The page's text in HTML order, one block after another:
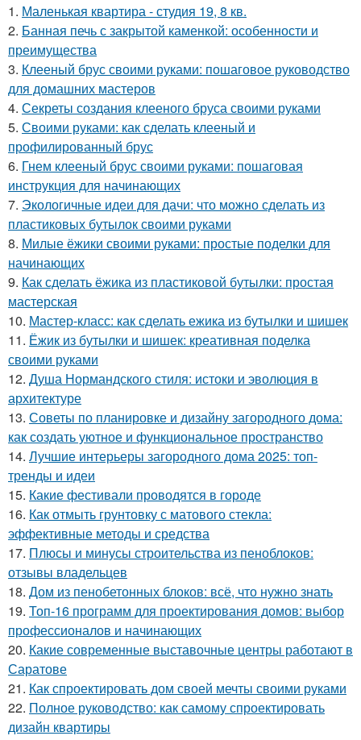
1. Маленькая квартира - студия 19, 8 кв.
2. Банная печь с закрытой каменкой: особенности и
преимущества
3. Клееный брус своими руками: пошаговое руководство
для домашних мастеров
4. Секреты создания клееного бруса своими руками
5. Своими руками: как сделать клееный и
профилированный брус
6. Гнем клееный брус своими руками: пошаговая
инструкция для начинающих
7. Экологичные идеи для дачи: что можно сделать из
пластиковых бутылок своими руками
8. Милые ёжики своими руками: простые поделки для
начинающих
9. Как сделать ёжика из пластиковой бутылки: простая
мастерская
10. Мастер-класс: как сделать ежика из бутылки и шишек
11. Ёжик из бутылки и шишек: креативная поделка
своими руками
12. Душа Нормандского стиля: истоки и эволюция в
архитектуре
13. Советы по планировке и дизайну загородного дома:
как создать уютное и функциональное пространство
14. Лучшие интерьеры загородного дома 2025: топ-
тренды и идеи
15. Какие фестивали проводятся в городе
16. Как отмыть грунтовку с матового стекла:
эффективные методы и средства
17. Плюсы и минусы строительства из пеноблоков:
отзывы владельцев
18. Дом из пенобетонных блоков: всё, что нужно знать
19. Топ-16 программ для проектирования домов: выбор
профессионалов и начинающих
20. Какие современные выставочные центры работают в
Саратове
21. Как спроектировать дом своей мечты своими руками
22. Полное руководство: как самому спроектировать
дизайн квартиры